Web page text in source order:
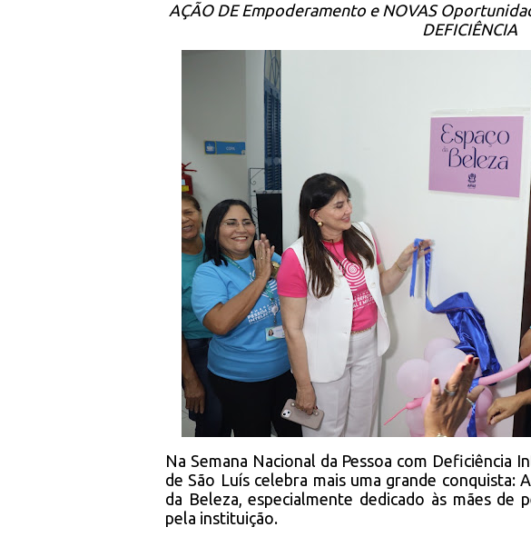
AÇÃO DE Empoderamento e NOVAS
DEFICIÊNCIA
Na Semana Nacional da Pessoa com Deficiência
de São Luís celebra mais uma grande conquista:
da Beleza, especialmente dedicado às mães de
pela instituição.